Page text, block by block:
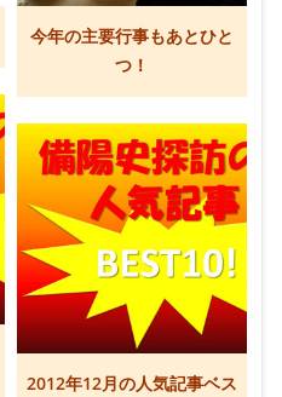
今年の主要行事もあとひと
つ！
2012年12月の人気記事ベス